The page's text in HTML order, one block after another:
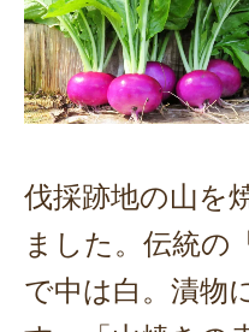
伐採跡地の山を
ました。伝統の
で中は白。漬物